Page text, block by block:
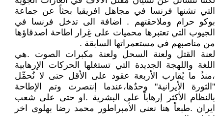
التي تشنها فرنسا في مجاهل افريقيا بحثاً عن جماعة
بوكو حرام وملاحقتهم . اضافة الى تدخل فرنسا في
الجيوب التي تعتبرها محميات على غِرار اطاحة اصدقاؤها
من مناصبهم في مستعمراتها السابقة .
لعنة القتل ولعنة السحل ولعنة مكبرات الصوت .هي
اللغة واللهجة الجديدة التي تستغلها الحركات الإرهابية
،منذُ ما يُقارب الأربعة عقود على الأقل حتى لا نُحمِّل
"الثورة الأيرانية" وحدُها،عندما إنتصرت وتم الإطاحة
بالنظام الأكثر إرهاباً على البشرية .او حتى على شعب
ايران .طبعاً هنا نعنى الأمبراطور محمد رضا بهلوى اخر